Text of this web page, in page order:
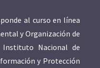
al curso en línea
y Organización de
Nacional de
y Protección